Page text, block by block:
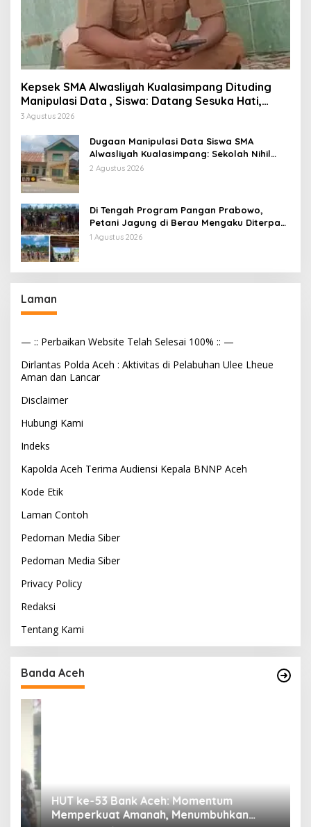
Kepsek SMA Alwasliyah Kualasimpang Dituding
Manipulasi Data , Siswa: Datang Sesuka Hati,
Dana MBG Disalurkan ke Guru & Pesantren
3 Agustus 2026
Dugaan Manipulasi Data Siswa SMA
Alwasliyah Kualasimpang: Sekolah Nihil
Murid Tapi Terima Dana BOS & Paket
2 Agustus 2026
Di Tengah Program Pangan Prabowo,
Petani Jagung di Berau Mengaku Diterpa
Tekanan Aparat
1 Agustus 2026
Laman
— :: Perbaikan Website Telah Selesai 100% :: —
Dirlantas Polda Aceh : Aktivitas di Pelabuhan Ulee Lheue
Aman dan Lancar
Disclaimer
Hubungi Kami
Indeks
Kapolda Aceh Terima Audiensi Kepala BNNP Aceh
Kode Etik
Laman Contoh
Pedoman Media Siber
Pedoman Media Siber
Privacy Policy
Redaksi
Tentang Kami
Banda Aceh
HUT ke-53 Bank Aceh: Momentum
Memperkuat Amanah, Menumbuhkan